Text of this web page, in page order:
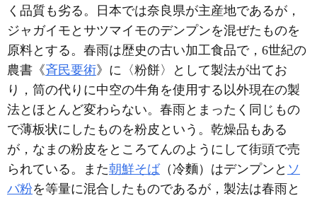
く品質も劣る。日本では奈良県が主産地であるが，
ジャガイモとサツマイモのデンプンを混ぜたものを
原料とする。春雨は歴史の古い加工食品で，6世紀の
農書《斉民要術》に〈粉餅〉として製法が出てお
り，筒の代りに中空の牛角を使用する以外現在の製
法とほとんど変わらない。春雨とまったく同じもの
で薄板状にしたものを粉皮という。乾燥品もある
が，なまの粉皮をところてんのようにして街頭で売
られている。また朝鮮そば（冷麵）はデンプンと ソ
バ粉を等量に混合したものであるが，製法は春雨と